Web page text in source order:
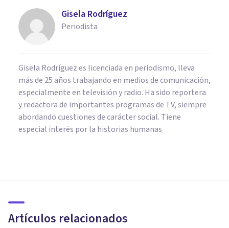
Gisela Rodríguez
Periodista
Gisela Rodríguez es licenciada en periodismo, lleva
más de 25 años trabajando en medios de comunicación,
especialmente en televisión y radio. Ha sido reportera
y redactora de importantes programas de TV, siempre
abordando cuestiones de carácter social. Tiene
especial interés por la historias humanas
Artículos relacionados
Morales?